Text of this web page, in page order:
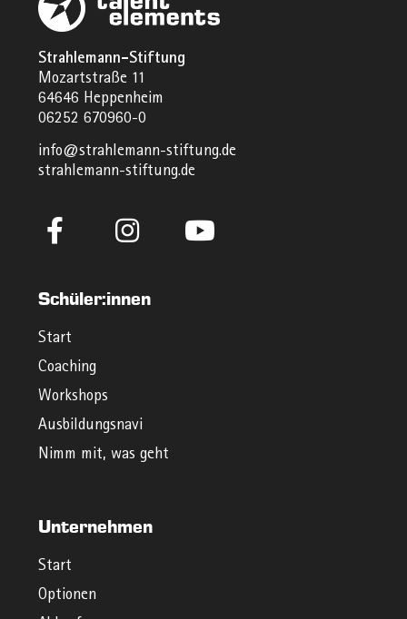
Strahlemann-Stiftung
Mozartstraße 11
64646 Heppenheim
06252 670960-0
info@strahlemann-stiftung.de
strahlemann-stiftung.de
Schüler:innen
Start
Coaching
Workshops
Ausbildungsnavi
Nimm mit, was geht
Unternehmen
Start
Optionen